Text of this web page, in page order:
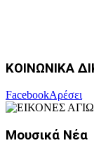
ΚΟΙΝΩΝΙΚΑ
FacebookΑρέσει
Μουσικά Νέα